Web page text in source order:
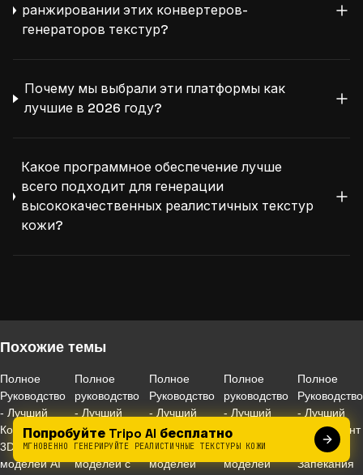
ранжировании этих конвертеров-
генераторов текстур?
Почему мы выбрали эти платформы как
лучшие в 2026 году?
Какое программное обеспечение лучше
всего подходит для генерации
высококачественных реалистичных текстур
кожи?
Попробуйте Tripo AI бесплатно
МГНОВЕННО ГЕНЕРИРУЙТЕ РЕАЛИСТИЧНЫЕ ТЕКСТУРЫ КОЖИ
Похожие темы
Полное
Руководство
- Лучший
Конвертер
3D-
моделей AI
Полное
руководство
- Лучший
конвертер
3D-
моделей с
Полное
Руководство
- Лучший
конвертер
3D-
моделей
Полное
руководство
- Лучший
конвертер
3D-
моделей
Полное
Руководство
- Лучший
Инструмент
для
Запекания